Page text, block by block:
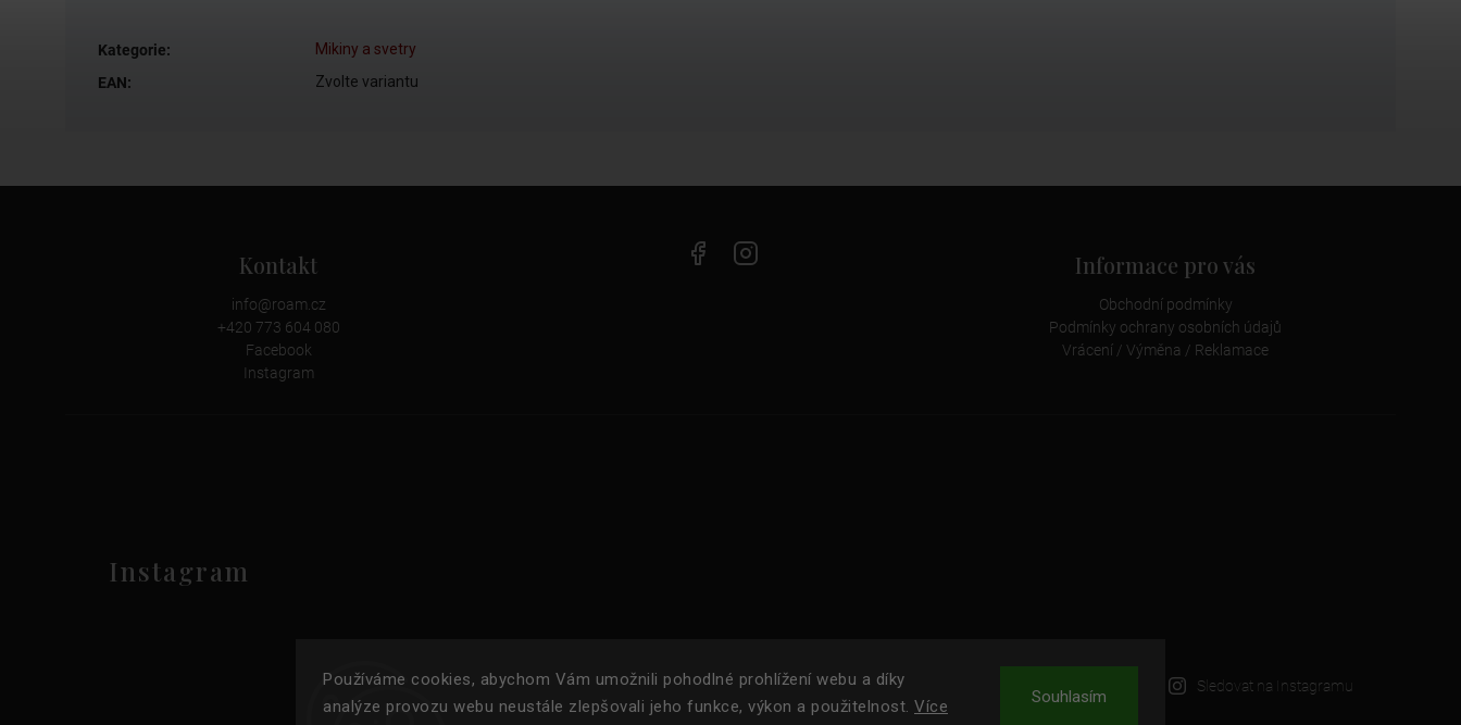
Používáme cookies, abychom Vám umožnili pohodlné prohlížení webu a díky
analýze provozu webu neustále zlepšovali jeho funkce, výkon a použitelnost. Více
Souhlasím
Kategorie:
Mikiny a svetry
EAN: Zvolte variantu
Instagram
Sledovat na Instagramu
Kontakt
info@roam.cz
+420 773 604 080
Facebook
Instagram
Informace pro vás
Obchodní podmínky
Podmínky ochrany osobních údajů
Vrácení / Výměna / Reklamace